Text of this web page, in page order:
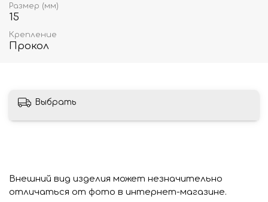
Размер (мм)
15
Крепление
Прокол
Выбрать
Внешний вид изделия может незначительно
отличаться от фото в интернет-магазине.